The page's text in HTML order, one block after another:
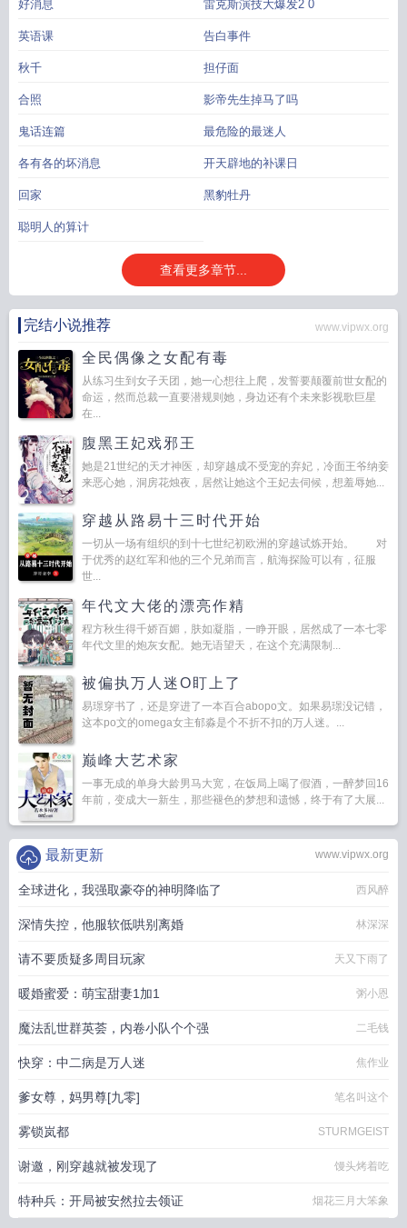
好消息 雷克斯演技大爆发2 0
英语课 告白事件
秋千 担仔面
合照 影帝先生掉马了吗
鬼话连篇 最危险的最迷人
各有各的坏消息 开天辟地的补课日
回家 黑豹牡丹
聪明人的算计
查看更多章节...
完结小说推荐 www.vipwx.org
全民偶像之女配有毒
从练习生到女子天团，她一心想往上爬，发誓要颠覆前世女配的
命运，然而总裁一直要潜规则她，身边还有个未来影视歌巨星
在...
腹黑王妃戏邪王
她是21世纪的天才神医，却穿越成不受宠的弃妃，冷面王爷纳妾
来恶心她，洞房花烛夜，居然让她这个王妃去伺候，想羞辱她...
穿越从路易十三时代开始
一切从一场有组织的到十七世纪初欧洲的穿越试炼开始。 对
于优秀的赵红军和他的三个兄弟而言，航海探险可以有，征服
世...
年代文大佬的漂亮作精
程方秋生得千娇百媚，肤如凝脂，一睁开眼，居然成了一本七零
年代文里的炮灰女配。她无语望天，在这个充满限制...
被偏执万人迷O盯上了
易璟穿书了，还是穿进了一本百合abopo文。如果易璟没记错，
这本po文的omega女主郁淼是个不折不扣的万人迷。...
巅峰大艺术家
一事无成的单身大龄男马大宽，在饭局上喝了假酒，一醉梦回16
年前，变成大一新生，那些褪色的梦想和遗憾，终于有了大展...
www.vipwx.org
最新更新
全球进化，我强取豪夺的神明降临了 西风醉
深情失控，他服软低哄别离婚 林深深
请不要质疑多周目玩家 天又下雨了
暖婚蜜爱：萌宝甜妻1加1 粥小恩
魔法乱世群英荟，内卷小队个个强 二毛钱
快穿：中二病是万人迷 焦作业
爹女尊，妈男尊[九零] 笔名叫这个
雾锁岚都 STURMGEIST
谢邀，刚穿越就被发现了 馒头烤着吃
特种兵：开局被安然拉去领证 烟花三月大笨象